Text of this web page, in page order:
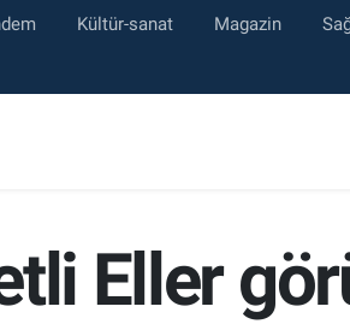
Kültür-sanat Magazin
Eller